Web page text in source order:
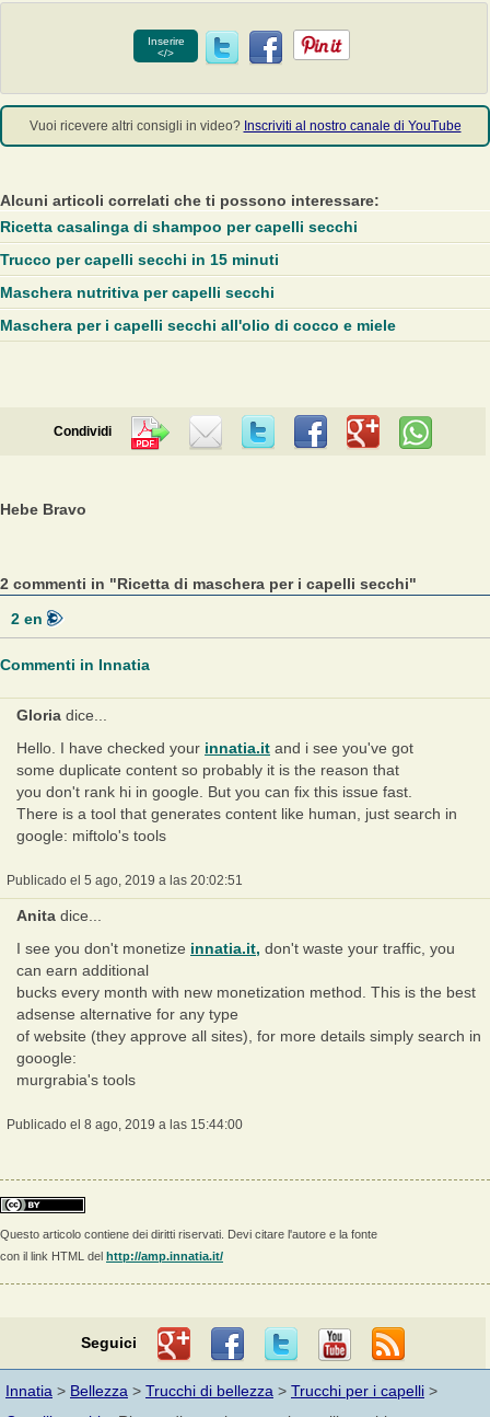
Inserire
</>
Vuoi ricevere altri consigli in video? Inscriviti al nostro canale di YouTube
Alcuni articoli correlati che ti possono interessare:
Ricetta casalinga di shampoo per capelli secchi
Trucco per capelli secchi in 15 minuti
Maschera nutritiva per capelli secchi
Maschera per i capelli secchi all'olio di cocco e miele
Condividi
Hebe Bravo
2 commenti in "Ricetta di maschera per i capelli secchi"
2en
Commenti in Innatia
Gloria dice...
Hello. I have checked your innatia.it and i see you've got
some duplicate content so probably it is the reason that
you don't rank hi in google. But you can fix this issue fast.
There is a tool that generates content like human, just search in
google: miftolo's tools
Publicado el 5 ago, 2019 a las 20:02:51
Anita dice...
I see you don't monetize innatia.it, don't waste your traffic, you
can earn additional
bucks every month with new monetization method. This is the best
adsense alternative for any type
of website (they approve all sites), for more details simply search in
gooogle:
murgrabia's tools
Publicado el 8 ago, 2019 a las 15:44:00
Questo articolo contiene dei diritti riservati. Devi citare l'autore e la fonte
con il link HTML del http://amp.innatia.it/
Seguici
Innatia > Bellezza > Trucchi di bellezza > Trucchi per i capelli >